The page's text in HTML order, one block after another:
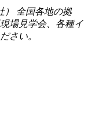
） 全国各地の拠
場見学会、各種イ
さい。